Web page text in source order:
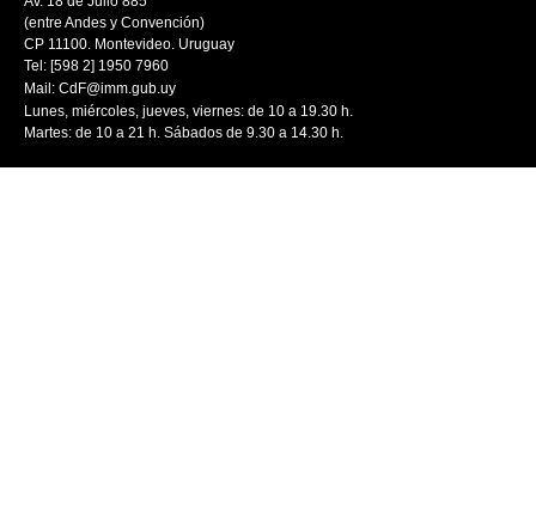
(entre Andes y Convención)
CP 11100. Montevideo. Uruguay
Tel: [598 2] 1950 7960
Mail: CdF@imm.gub.uy
Lunes, miércoles, jueves, viernes: de 10 a 19.30 h.
Martes: de 10 a 21 h. Sábados de 9.30 a 14.30 h.